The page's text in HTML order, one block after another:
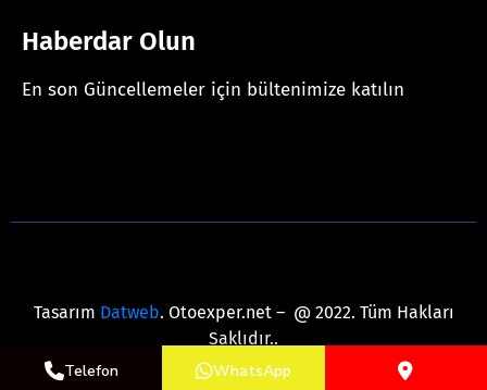
Haberdar Olun
En son Güncellemeler için bültenimize katılın
Tasarım Datweb. Otoexper.net – @ 2022. Tüm Hakları
Saklıdır..
Telefon
WhatsApp